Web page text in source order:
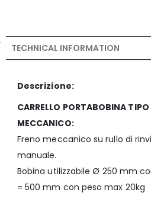
TECHNICAL INFORMATION
Descrizione:
CARRELLO PORTABOBINA TIPO
MECCANICO:
Freno meccanico su rullo di
manuale.
Bobina utilizzabile Ø 250 mm
= 500 mm con peso max 20kg